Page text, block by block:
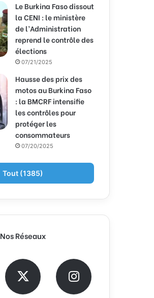
Le Burkina Faso dissout
la CENI : le ministère
de l’Administration
reprend le contrôle des
élections
07/21/2025
Hausse des prix des
motos au Burkina Faso
: la BMCRF intensifie
les contrôles pour
protéger les
consommateurs
07/20/2025
Tout (1385)
Nos Réseaux